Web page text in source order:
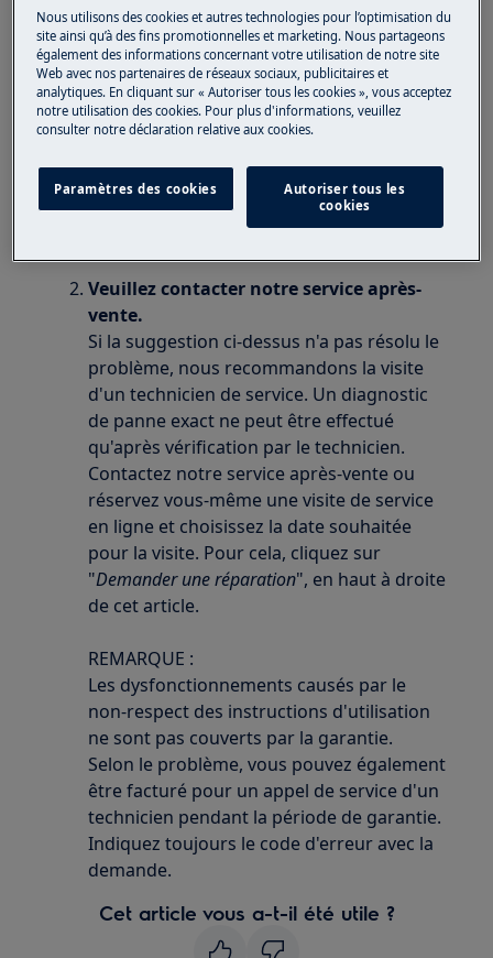
Cuisinière avec plaque à induction
Solution
Le code d'erreur E9 indique une erreur dans
l'électronique.
Réinitialiser la table de cuisson.
Débranchez l'appareil du secteur. Attendez
1 minute et rebranchez la table de cuisson.
Veuillez contacter notre service après-
vente.
Si la suggestion ci-dessus n'a pas résolu le
problème, nous recommandons la visite
d'un technicien de service. Un diagnostic
de panne exact ne peut être effectué
qu'après vérification par le technicien.
Contactez notre service après-vente ou
réservez vous-même une visite de service
en ligne et choisissez la date souhaitée
pour la visite. Pour cela, cliquez sur
"Demander une réparation", en haut à droite
de cet article.
REMARQUE :
Les dysfonctionnements causés par le
non-respect des instructions d'utilisation
ne sont pas couverts par la garantie.
Selon le problème, vous pouvez également
être facturé pour un appel de service d'un
technicien pendant la période de garantie.
Indiquez toujours le code d'erreur avec la
demande.
Cet article vous a-t-il été utile ?
Nous utilisons des cookies et autres technologies pour l’optimisation du
site ainsi qu’à des fins promotionnelles et marketing. Nous partageons
également des informations concernant votre utilisation de notre site
Web avec nos partenaires de réseaux sociaux, publicitaires et
analytiques. En cliquant sur « Autoriser tous les cookies », vous acceptez
notre utilisation des cookies. Pour plus d'informations, veuillez
consulter notre déclaration relative aux cookies.
Paramètres des cookies
Autoriser tous les
cookies